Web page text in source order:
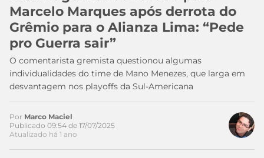
MELHORES
SITES
DE
APOSTAS
2026
CÓDIGO
PROMOCIONAL
COPA
DO
MUNDO
TIMES
MEU
TIME
CAMPEONATOS
BRASILEIRÃO
MÍDIA
Marcelo Marques após derrota do
Grêmio para o Alianza Lima: “Pede
pro Guerra sair”
O comentarista gremista questionou algumas
individualidades do time de Mano Menezes, que larga em
desvantagem nos playoffs da Sul-Americana
Por Marco Maciel
Publicado 09:54 de 17/07/2025
Atualizado há 1 ano